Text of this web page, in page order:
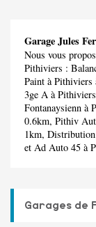
Garage Jules
Nous vous
Pithiviers :
Paint à Pithiviers
3ge A à
Fontanaysienn à
0.6km, Pithiv
1km,
et Ad Auto 45 à
Garages de